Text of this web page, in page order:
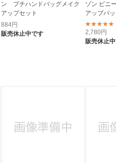
ン プチハンドバッグメイク
アップセット
884円
販売休止中です
ゾン ビニ
アップバ
2,780円
販売休止